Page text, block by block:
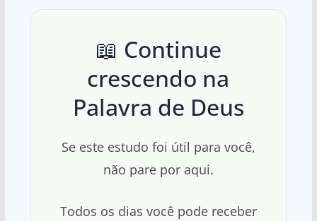
📖 Continue
crescendo na
Palavra de Deus
Se este estudo foi útil para você,
não pare por aqui.
Todos os dias você pode receber